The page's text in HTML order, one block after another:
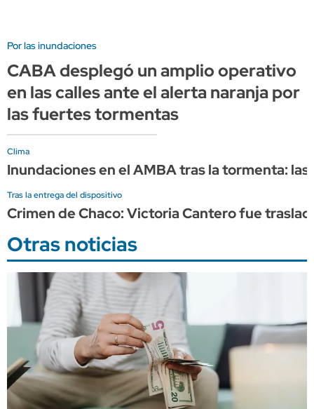
Por las inundaciones
CABA desplegó un amplio operativo
en las calles ante el alerta naranja por
las fuertes tormentas
Clima
Inundaciones en el AMBA tras la tormenta:
Tras la entrega del dispositivo
Crimen de Chaco: Victoria Cantero fue
Otras noticias